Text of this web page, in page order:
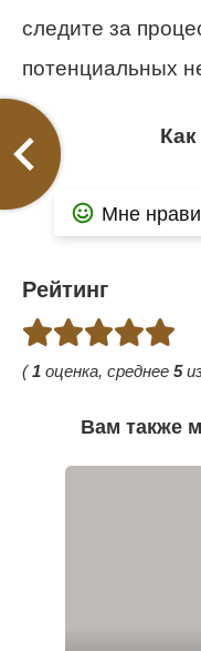
следите за
потенциальных
Мне
Рейтинг
(1 оценка, среднее 5
Вам также